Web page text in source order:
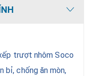
trượt nhôm Soco
bỉ, chống ăn mòn,